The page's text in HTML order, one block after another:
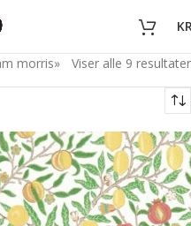
morris» Viser alle 9 resultater